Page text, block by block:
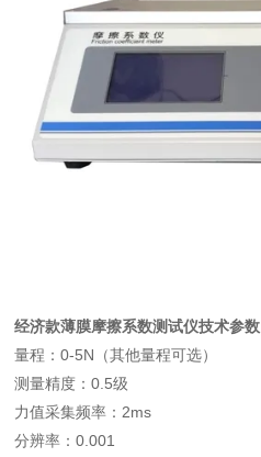
经济款薄膜摩擦系数测试仪技术参数
量程：0-5N（其他量程可选）
测量精度：0.5级
力值采集频率：2ms
分辨率：0.001